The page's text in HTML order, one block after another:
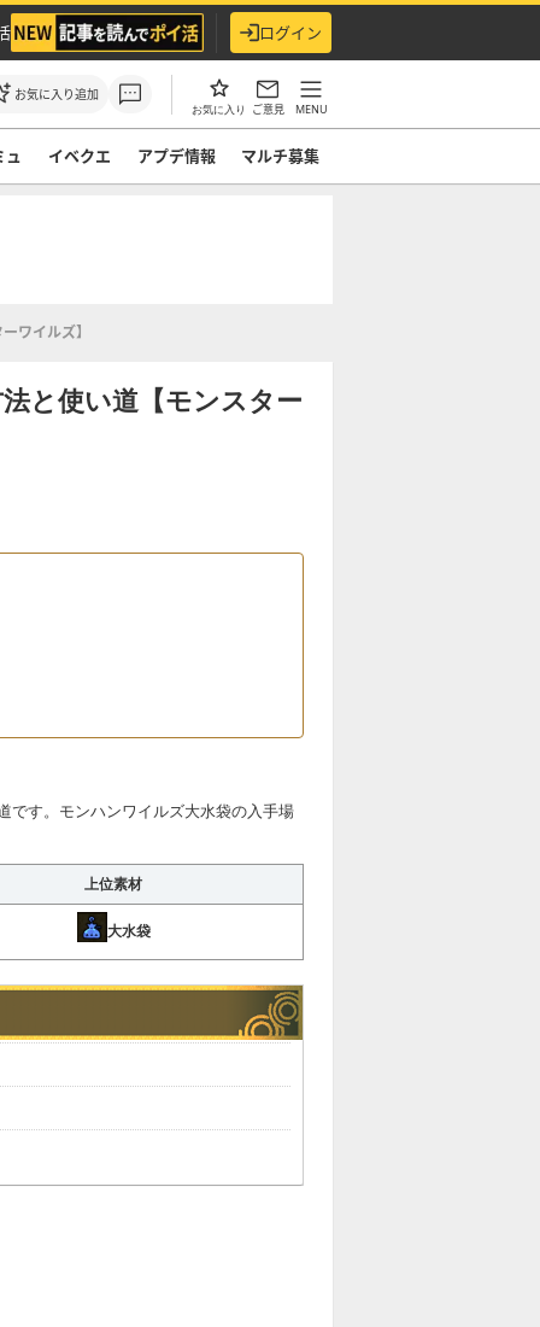
ログイン
お気に入り追加
お気に入り ご意見 MENU
ュ イベクエ アプデ情報 マルチ募集
ワイルズ】
と使い道【モンスター
です。モンハンワイルズ大水袋の入手場
上位素材
大水袋